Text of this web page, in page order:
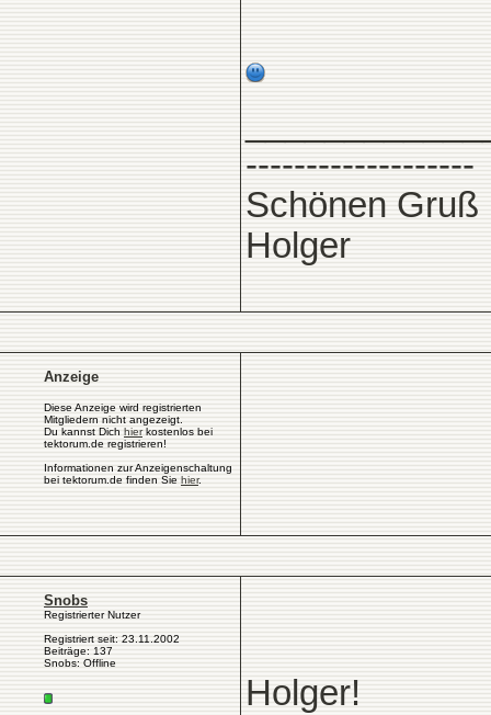
-------------------
Schönen Gruß
Holger
Anzeige
Diese Anzeige wird registrierten
Mitgliedern nicht angezeigt.
Du kannst Dich hierkostenlos bei
tektorum.de registrieren!
Informationen zur Anzeigenschaltung
bei tektorum.de finden Sie hier.
Snobs
Registrierter Nutzer
Registriert seit: 23.11.2002
Beiträge: 137
Snobs: Offline
Holger!